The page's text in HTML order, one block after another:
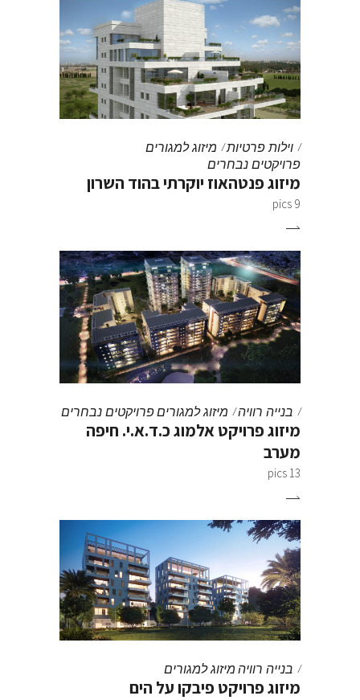
וילות פרטיות
מיזוג למגורים
פרויקטים נבחרים
מיזוג פנטהאוז יוקרתי בהוד השרון
9 pics
בנייה רוויה מיזוג למגוריםפרויקטים נבחרים
מיזוג פרויקט אלמוג כ.ד.א.י. חיפה
מערב
13 pics
בנייה רוויה מיזוג למגורים
מיזוג פרויקט פיבקו על הים